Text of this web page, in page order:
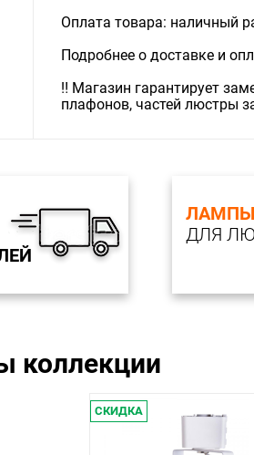
Оплата товара: наличный
Подробнее о доставке и
‼️ Магазин гарантирует
плафонов, частей люстры
ЛАМПЫ
ДЛЯ
коллекции
СКИДКА